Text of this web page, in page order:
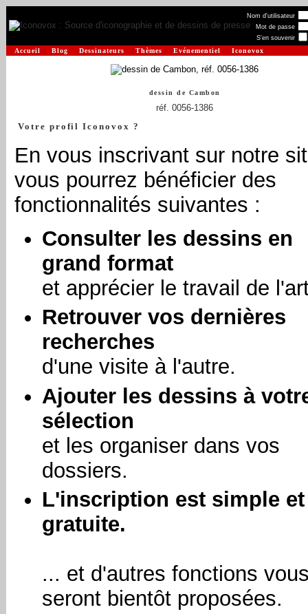
Nom d'utilisateur
Mot de passe
S'en souvenir
Accueil Blog Dessinateurs Thèmes Evénementiel Iconovox
dessin de Cambon
réf. 0056-1386
Votre profil Iconovox ?
En vous inscrivant sur notre
vous pourrez bénéficier des
fonctionnalités suivantes :
Consulter les dessins en
grand format
et apprécier le travail de
Retrouver vos dernières
recherches
d'une visite à l'autre.
Ajouter les dessins à
sélection
et les organiser dans vos
dossiers.
L'inscription est simple et
gratuite.
... et d'autres fonctions
seront bientôt proposées.